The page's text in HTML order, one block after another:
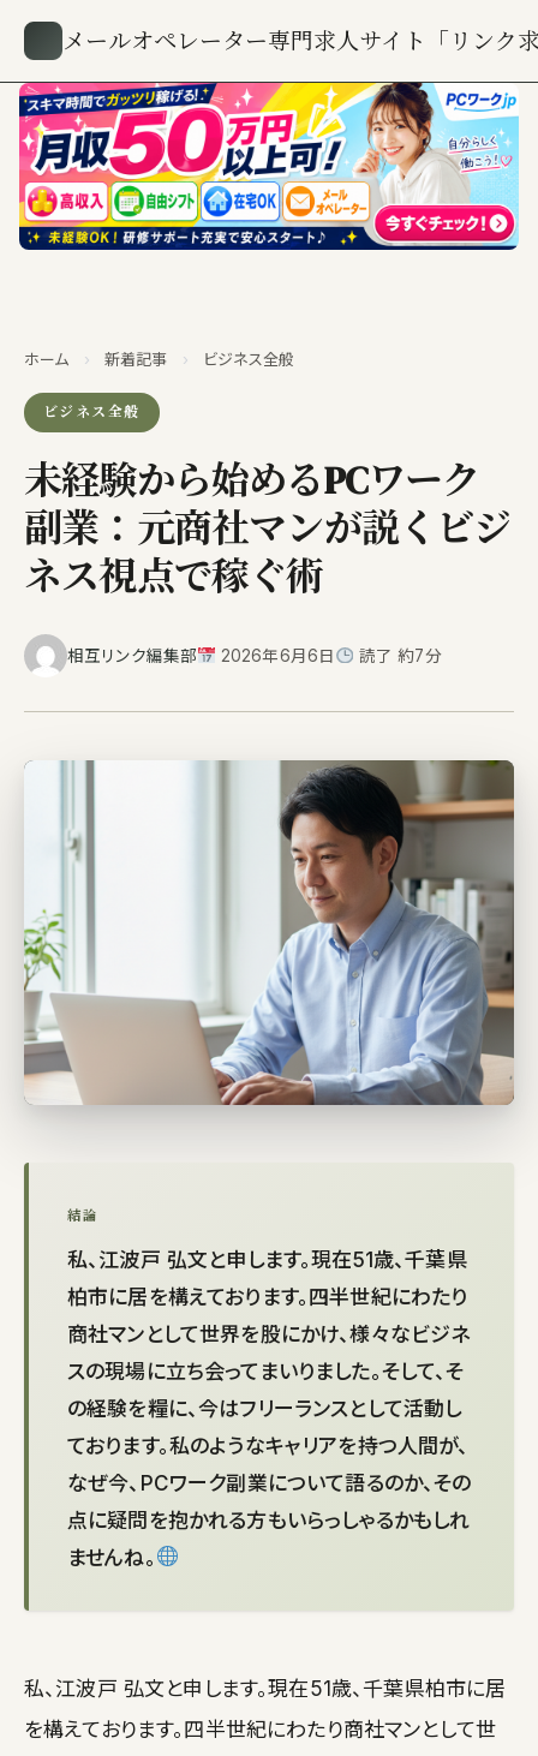
メールオペレーター専門求人サイト「リンク
ホーム › 新着記事 › ビジネス全般
ビジネス全般
未経験から始めるPCワーク
副業：元商社マンが説くビジ
ネス視点で稼ぐ術
相互リンク編集部 2026年6月6日 読了 約7分
結論
私、江波戸 弘文と申します。現在51歳、千葉県
柏市に居を構えております。四半世紀にわたり
商社マンとして世界を股にかけ、様々なビジネ
スの現場に立ち会ってまいりました。そして、そ
の経験を糧に、今はフリーランスとして活動し
ております。私のようなキャリアを持つ人間が、
なぜ今、PCワーク副業について語るのか、その
点に疑問を抱かれる方もいらっしゃるかもしれ
ませんね。
私、江波戸 弘文と申します。現在51歳、千葉県柏市に居
を構えております。四半世紀にわたり商社マンとして世